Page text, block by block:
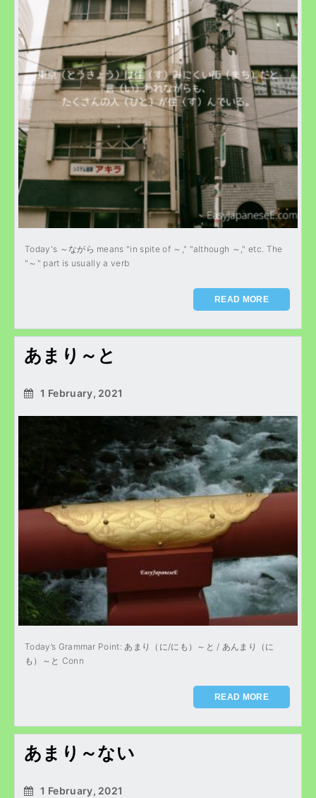
Today's ～ながら means "in spite of ～," "although ～," etc. The
"～" part is usually a verb
READ MORE
あまり～と
1 February, 2021
Today’s Grammar Point: あまり（に/にも）～と / あんまり（に
も）～と Conn
READ MORE
あまり～ない
1 February, 2021